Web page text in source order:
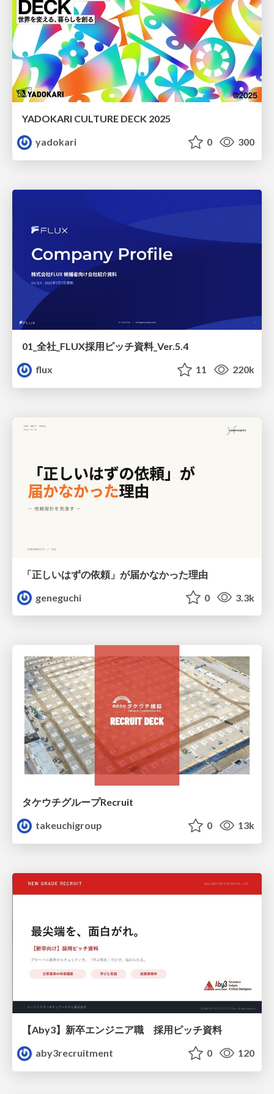
YADOKARI CULTURE DECK 2025
yadokari
0 300
01_全社_FLUX採用ピッチ資料_Ver.5.4
flux
11 220k
「正しいはずの依頼」が届かなかった理由
geneguchi
0 3.3k
タケウチグループRecruit
takeuchigroup
0 13k
【Aby3】新卒エンジニア職 採用ピッチ資料
aby3recruitment
0 120